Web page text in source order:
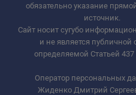
обязательно указание
источник.
Сайт носит сугубо
и не является публичной
определяемой Статьей 437
Оператор персональных
Жиденко Дмитрий